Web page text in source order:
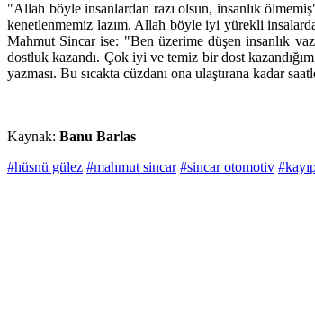
"Allah böyle insanlardan razı olsun, insanlık
kenetlenmemiz lazım. Allah böyle iyi yürekli
Mahmut Sincar ise: "Ben üzerime düşen insanlık
dostluk kazandı. Çok iyi ve temiz bir dost
yazması. Bu sıcakta cüzdanı ona ulaştırana kadar
Kaynak: Banu Barlas
#hüsnü gülez #mahmut sincar #sincar otomotiv